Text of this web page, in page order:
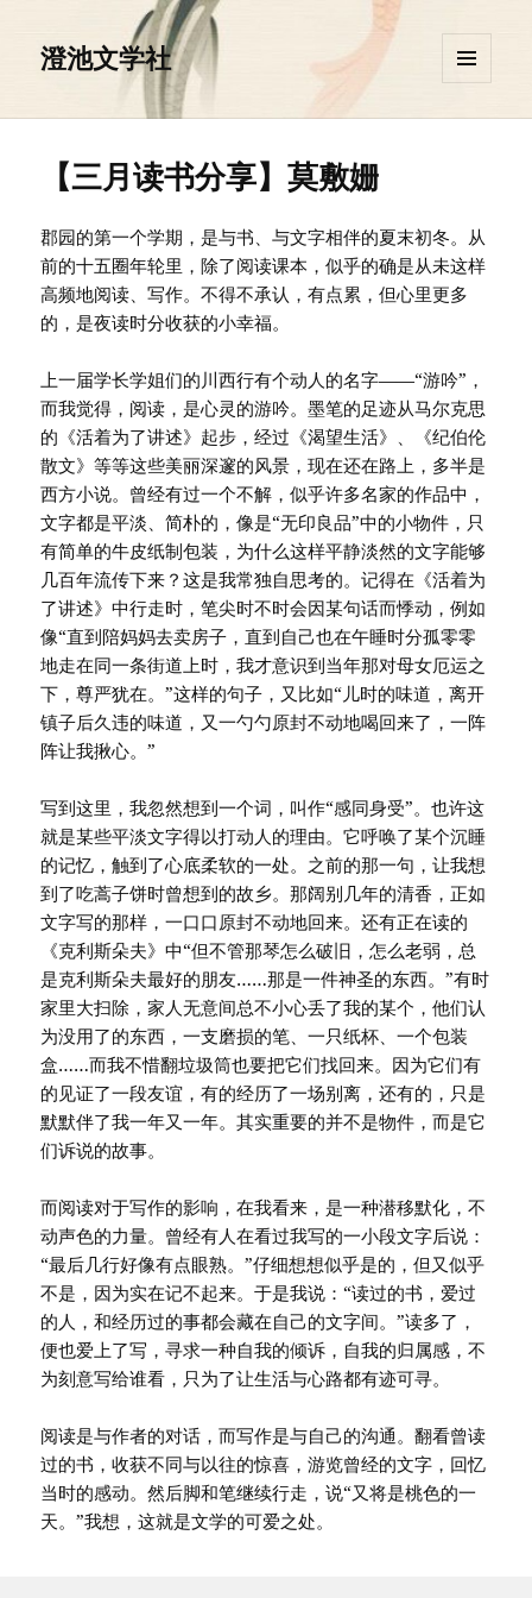
澄池文学社
挂件
【三月读书分享】莫敷姗
郡园的第一个学期，是与书、与文字相伴的夏末初冬。从
前的十五圈年轮里，除了阅读课本，似乎的确是从未这样
高频地阅读、写作。不得不承认，有点累，但心里更多
的，是夜读时分收获的小幸福。
上一届学长学姐们的川西行有个动人的名字——“游吟”，
而我觉得，阅读，是心灵的游吟。墨笔的足迹从马尔克思
的《活着为了讲述》起步，经过《渴望生活》、《纪伯伦
散文》等等这些美丽深邃的风景，现在还在路上，多半是
西方小说。曾经有过一个不解，似乎许多名家的作品中，
文字都是平淡、简朴的，像是“无印良品”中的小物件，只
有简单的牛皮纸制包装，为什么这样平静淡然的文字能够
几百年流传下来？这是我常独自思考的。记得在《活着为
了讲述》中行走时，笔尖时不时会因某句话而悸动，例如
像“直到陪妈妈去卖房子，直到自己也在午睡时分孤零零
地走在同一条街道上时，我才意识到当年那对母女厄运之
下，尊严犹在。”这样的句子，又比如“儿时的味道，离开
镇子后久违的味道，又一勺勺原封不动地喝回来了，一阵
阵让我揪心。”
写到这里，我忽然想到一个词，叫作“感同身受”。也许这
就是某些平淡文字得以打动人的理由。它呼唤了某个沉睡
的记忆，触到了心底柔软的一处。之前的那一句，让我想
到了吃蒿子饼时曾想到的故乡。那阔别几年的清香，正如
文字写的那样，一口口原封不动地回来。还有正在读的
《克利斯朵夫》中“但不管那琴怎么破旧，怎么老弱，总
是克利斯朵夫最好的朋友……那是一件神圣的东西。”有时
家里大扫除，家人无意间总不小心丢了我的某个，他们认
为没用了的东西，一支磨损的笔、一只纸杯、一个包装
盒……而我不惜翻垃圾筒也要把它们找回来。因为它们有
的见证了一段友谊，有的经历了一场别离，还有的，只是
默默伴了我一年又一年。其实重要的并不是物件，而是它
们诉说的故事。
而阅读对于写作的影响，在我看来，是一种潜移默化，不
动声色的力量。曾经有人在看过我写的一小段文字后说：
“最后几行好像有点眼熟。”仔细想想似乎是的，但又似乎
不是，因为实在记不起来。于是我说：“读过的书，爱过
的人，和经历过的事都会藏在自己的文字间。”读多了，
便也爱上了写，寻求一种自我的倾诉，自我的归属感，不
为刻意写给谁看，只为了让生活与心路都有迹可寻。
阅读是与作者的对话，而写作是与自己的沟通。翻看曾读
过的书，收获不同与以往的惊喜，游览曾经的文字，回忆
当时的感动。然后脚和笔继续行走，说“又将是桃色的一
天。”我想，这就是文学的可爱之处。